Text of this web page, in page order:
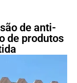
de anti-
de produtos